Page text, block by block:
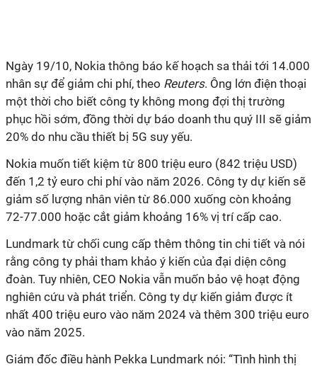
Ngày 19/10, Nokia thông báo kế hoạch sa thải tới 14.000
nhân sự để giảm chi phí, theo Reuters. Ông lớn điện thoại
một thời cho biết công ty không mong đợi thị trường
phục hồi sớm, đồng thời dự báo doanh thu quý III sẽ giảm
20% do nhu cầu thiết bị 5G suy yếu.
Nokia muốn tiết kiệm từ 800 triệu euro (842 triệu USD)
đến 1,2 tỷ euro chi phí vào năm 2026. Công ty dự kiến ​​​​sẽ
giảm số lượng nhân viên từ 86.000 xuống còn khoảng
72-77.000 hoặc cắt giảm khoảng 16% vị trí cấp cao.
Lundmark từ chối cung cấp thêm thông tin chi tiết và nói
rằng công ty phải tham khảo ý kiến ​​của đại diện công
đoàn. Tuy nhiên, CEO Nokia vẫn muốn bảo vệ hoạt động
nghiên cứu và phát triển. Công ty dự kiến ​​giảm được ít
nhất 400 triệu euro vào năm 2024 và thêm 300 triệu euro
vào năm 2025.
Giám đốc điều hành Pekka Lundmark nói: “Tình hình thị